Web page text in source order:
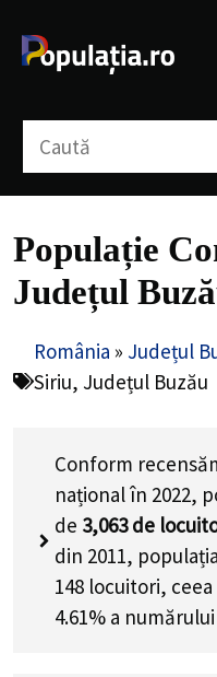
conținut
Populație
Județul
România » Județul
Siriu, Județul Buzău
Conform
național în 2022,
de 3,063de
din 2011,
148 locuitori,
4.61% a